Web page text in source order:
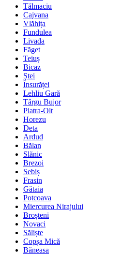
Tălmaciu
Cajvana
Vlăhița
Fundulea
Livada
Făget
Teiuș
Bicaz
Ștei
Însurăței
Lehliu Gară
Târgu Bujor
Piatra-Olt
Horezu
Deta
Ardud
Bălan
Slănic
Brezoi
Sebiș
Frasin
Gătaia
Potcoava
Miercurea Nirajului
Broșteni
Novaci
Săliște
Copșa Mică
Băneasa